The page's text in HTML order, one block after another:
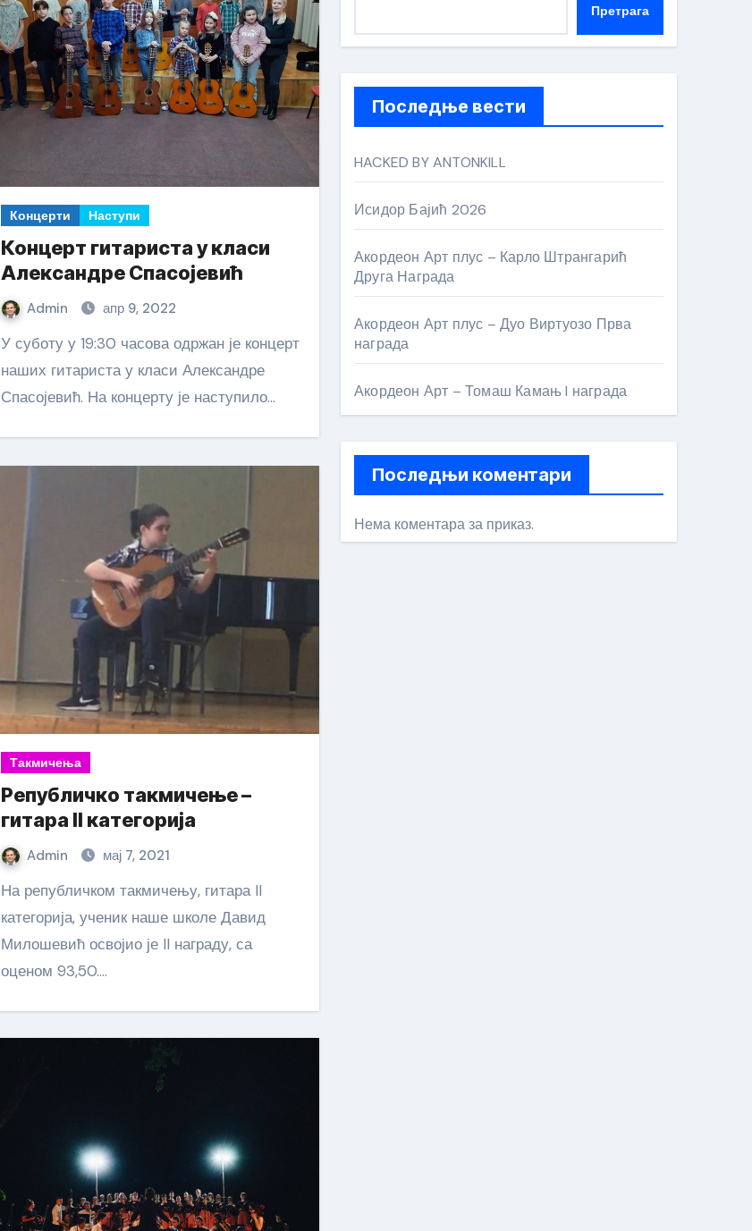
Концерти Наступи
Концерт гитариста у класи
Александре Спасојевић
Admin апр 9, 2022
У суботу у 19:30 часова одржан је концерт
наших гитариста у класи Александре
Спасојевић. На концерту је наступило…
Такмичења
Републичко такмичење –
гитара II категорија
Admin мај 7, 2021
На републичком такмичењу, гитара II
категорија, ученик наше школе Давид
Милошевић освојио је II награду, са
оценом 93,50.…
Претрага
Последње вести
HACKED BY ANTONKILL
Исидор Бајић 2026
Акордеон Арт плус – Карло Штрангарић
Друга Награда
Акордеон Арт плус – Дуо Виртуозо Прва
награда
Акордеон Арт – Томаш Камањ I награда
Последњи коментари
Нема коментара за приказ.